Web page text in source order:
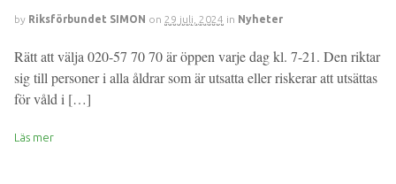
by Riksförbundet SIMON on 29 juli, 2024 in Nyheter
Rätt att välja 020-57 70 70 är öppen varje dag kl. 7-21. Den riktar
sig till personer i alla åldrar som är utsatta eller riskerar att utsättas
för våld i […]
Läs mer